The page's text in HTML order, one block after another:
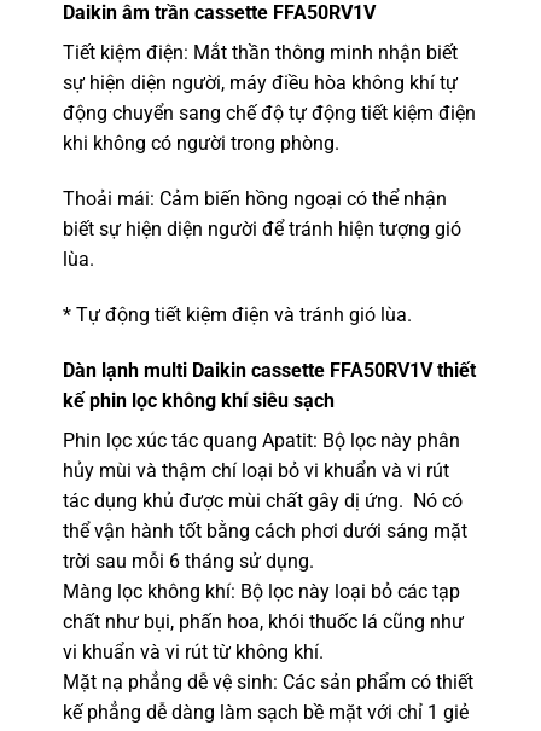
Daikin âm trần cassette FFA50RV1V
Tiết kiệm điện: Mắt thần thông minh nhận biết
sự hiện diện người, máy điều hòa không khí tự
động chuyển sang chế độ tự động tiết kiệm điện
khi không có người trong phòng.
Thoải mái: Cảm biến hồng ngoại có thể nhận
biết sự hiện diện người để tránh hiện tượng gió
lùa.
* Tự động tiết kiệm điện và tránh gió lùa.
Dàn lạnh multi Daikin cassette FFA50RV1V thiết
kế phin lọc không khí siêu sạch
Phin lọc xúc tác quang Apatit: Bộ lọc này phân
hủy mùi và thậm chí loại bỏ vi khuẩn và vi rút
tác dụng khủ được mùi chất gây dị ứng. Nó có
thể vận hành tốt bằng cách phơi dưới sáng mặt
trời sau mỗi 6 tháng sử dụng.
Màng lọc không khí: Bộ lọc này loại bỏ các tạp
chất như bụi, phấn hoa, khói thuốc lá cũng như
vi khuẩn và vi rút từ không khí.
Mặt nạ phẳng dễ vệ sinh: Các sản phẩm có thiết
kế phẳng dễ dàng làm sạch bề mặt với chỉ 1 giẻ